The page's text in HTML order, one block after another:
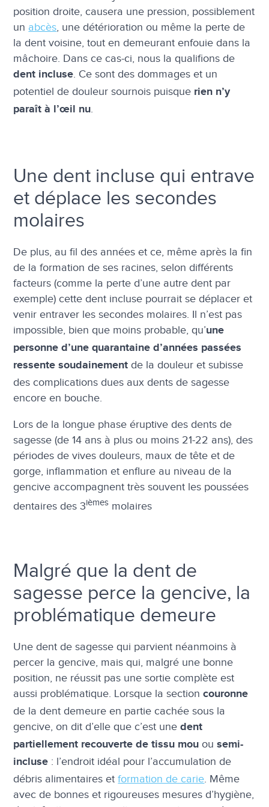
position droite, causera une pression, possiblement
un abcès, une détérioration ou même la perte de
la dent voisine, tout en demeurant enfouie dans la
mâchoire. Dans ce cas-ci, nous la qualifions de
dent incluse. Ce sont des dommages et un
potentiel de douleur sournois puisque rien n’y
paraît à l’œil nu.
Une dent incluse qui entrave
et déplace les secondes
molaires
De plus, au fil des années et ce, même après la fin
de la formation de ses racines, selon différents
facteurs (comme la perte d’une autre dent par
exemple) cette dent incluse pourrait se déplacer et
venir entraver les secondes molaires. Il n’est pas
impossible, bien que moins probable, qu’une
personne d’une quarantaine d’années passées
ressente soudainement de la douleur et subisse
des complications dues aux dents de sagesse
encore en bouche.
Lors de la longue phase éruptive des dents de
sagesse (de 14 ans à plus ou moins 21-22 ans), des
périodes de vives douleurs, maux de tête et de
gorge, inflammation et enflure au niveau de la
gencive accompagnent très souvent les poussées
dentaires des 3ièmes molaires
Malgré que la dent de
sagesse perce la gencive, la
problématique demeure
Une dent de sagesse qui parvient néanmoins à
percer la gencive, mais qui, malgré une bonne
position, ne réussit pas une sortie complète est
aussi problématique. Lorsque la sectioncouronne
de la dent demeure en partie cachée sous la
gencive, on dit d’elle que c’est unedent
partiellement recouverte de tissu mouousemi-
incluse : l’endroit idéal pour l’accumulation de
débris alimentaires etformation de carie. Même
avec de bonnes et rigoureuses mesures d’hygiène,